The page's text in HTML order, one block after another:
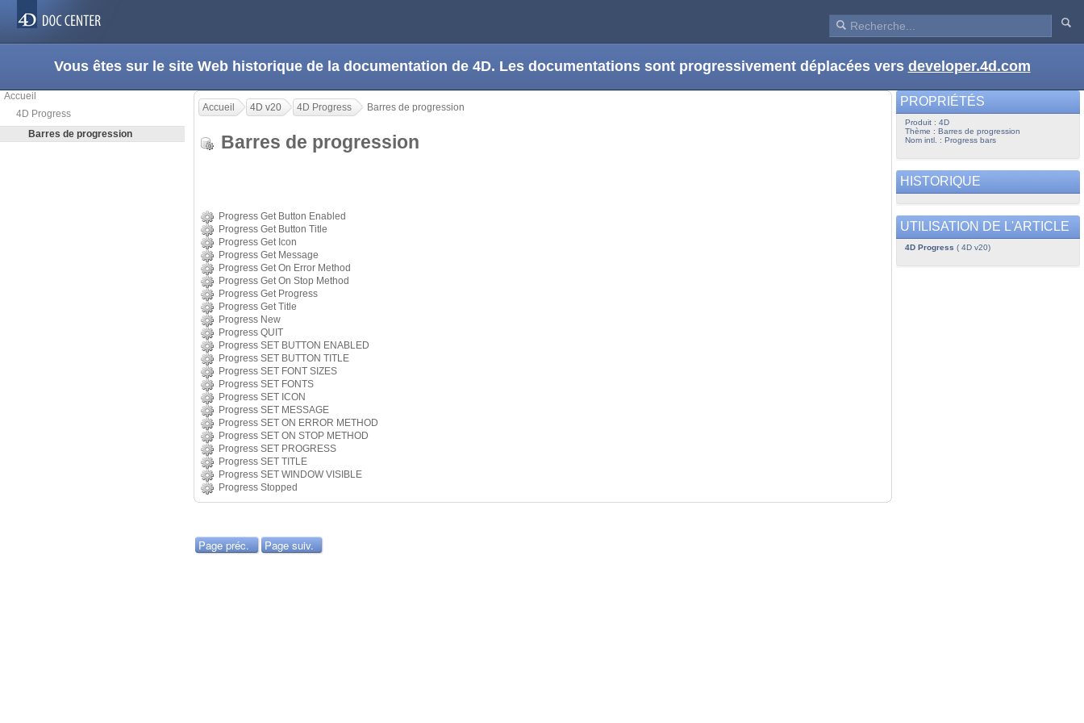
Vous êtes sur le site Web historique de la documentation de 4D. Les documentations sont progressivement déplacées vers developer.4d.com
Accueil
4D Progress
Barres de progression
Accueil 4D v20 4D Progress Barres de progression
Barres de progression
Progress Get Button Enabled
Progress Get Button Title
Progress Get Icon
Progress Get Message
Progress Get On Error Method
Progress Get On Stop Method
Progress Get Progress
Progress Get Title
Progress New
Progress QUIT
Progress SET BUTTON ENABLED
Progress SET BUTTON TITLE
Progress SET FONT SIZES
Progress SET FONTS
Progress SET ICON
Progress SET MESSAGE
Progress SET ON ERROR METHOD
Progress SET ON STOP METHOD
Progress SET PROGRESS
Progress SET TITLE
Progress SET WINDOW VISIBLE
Progress Stopped
Page préc. Page suiv.
PROPRIÉTÉS
Produit : 4D
Thème : Barres de progression
Nom intl. : Progress bars
HISTORIQUE
UTILISATION DE L'ARTICLE
4D Progress ( 4D v20)